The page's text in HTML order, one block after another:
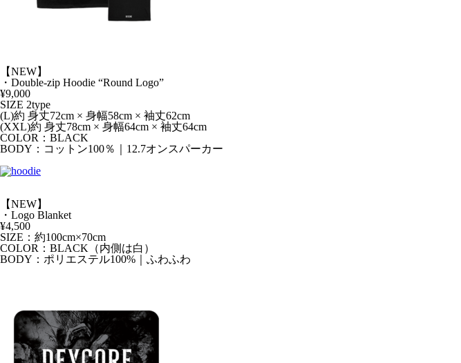
【NEW】
・Double-zip Hoodie “Round Logo”
¥9,000
SIZE 2type
(L)約 身丈72cm × 身幅58cm × 袖丈62cm
(XXL)約 身丈78cm × 身幅64cm × 袖丈64cm
COLOR：BLACK
BODY：コットン100％｜12.7オンスパーカー
【NEW】
・Logo Blanket
¥4,500
SIZE：約100cm×70cm
COLOR：BLACK（内側は白）
BODY：ポリエステル100%｜ふわふわ